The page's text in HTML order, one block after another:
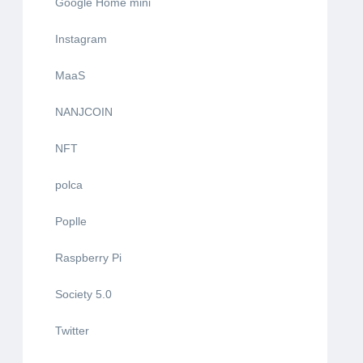
Instagram
MaaS
NANJCOIN
NFT
polca
Poplle
Raspberry Pi
Society 5.0
Twitter